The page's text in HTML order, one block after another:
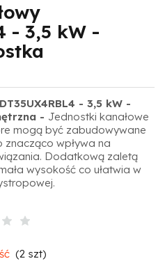
- 3,5 kW -
- 3,5 kW -
- Jednostki kanałowe
mogą być zabudowywane
wpływa na
Dodatkową zaletą
wysokość co ułatwia w
(2 szt)